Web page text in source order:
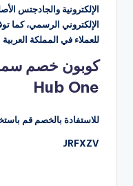
الإلكتروني الرسمي، كما
للعملاء في المملكة
Hub One
للاستفادة بالخصم قم
JRFXZV